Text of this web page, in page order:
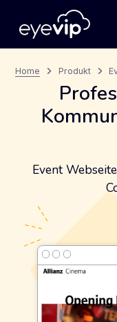
Home Produkt
Event